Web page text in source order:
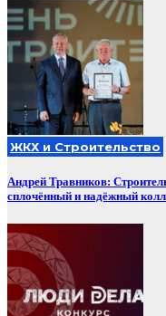
ЖКХ и Строительство
Андрей Травников:
сплочённый и надёжный